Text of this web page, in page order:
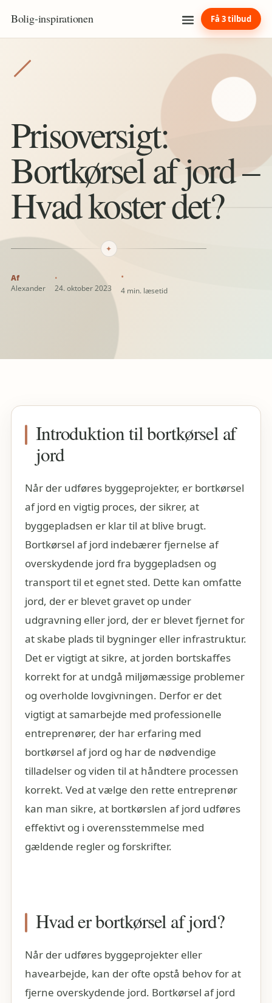
Bolig-inspirationen Få 3 tilbud
Prisoversigt:
Bortkørsel af jord –
Hvad koster det?
✦
Alexander 24. oktober 2023 4 min. læsetid
Introduktion til bortkørsel af
jord
Når der udføres byggeprojekter, er bortkørsel
af jord en vigtig proces, der sikrer, at
byggepladsen er klar til at blive brugt.
Bortkørsel af jord indebærer fjernelse af
overskydende jord fra byggepladsen og
transport til et egnet sted. Dette kan omfatte
jord, der er blevet gravet op under
udgravning eller jord, der er blevet fjernet for
at skabe plads til bygninger eller infrastruktur.
Det er vigtigt at sikre, at jorden bortskaffes
korrekt for at undgå miljømæssige problemer
og overholde lovgivningen. Derfor er det
vigtigt at samarbejde med professionelle
entreprenører, der har erfaring med
bortkørsel af jord og har de nødvendige
tilladelser og viden til at håndtere processen
korrekt. Ved at vælge den rette entreprenør
kan man sikre, at bortkørslen af jord udføres
effektivt og i overensstemmelse med
gældende regler og forskrifter.
Hvad er bortkørsel af jord?
Når der udføres byggeprojekter eller
havearbejde, kan der ofte opstå behov for at
fjerne overskydende jord. Bortkørsel af jord